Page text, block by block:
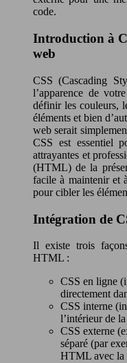
code.
Introduction à
web
CSS (Cascading
l’apparence de
définir les couleurs,
éléments et bien
web serait
CSS est essentiel
attrayantes et
(HTML) de la
facile à maintenir et
pour cibler les
Intégration de
Il existe trois
HTML :
CSS en ligne
directement
CSS interne
l’intérieur de
CSS externe
séparé (par
HTML avec la